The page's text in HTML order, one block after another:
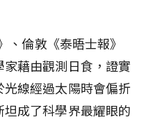
、倫敦《泰晤士報》
藉由觀測日食，證實
線經過太陽時會偏折
成了科學界最耀眼的